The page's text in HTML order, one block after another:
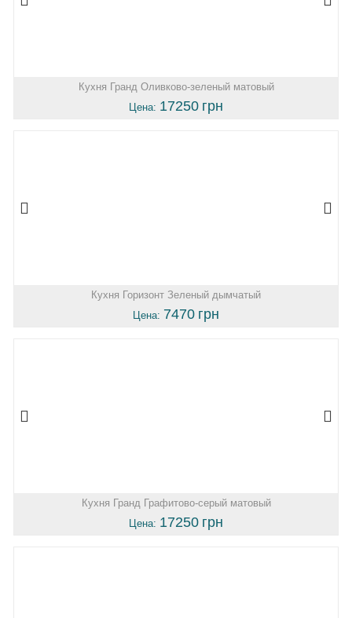
Кухня Гранд Оливково-зеленый матовый
Цена: 17250 грн
Кухня Горизонт Зеленый дымчатый
Цена: 7470 грн
Кухня Гранд Графитово-серый матовый
Цена: 17250 грн